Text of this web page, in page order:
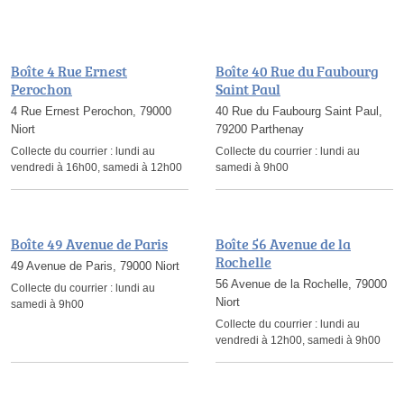
Boîte 4 Rue Ernest
Perochon
4 Rue Ernest Perochon, 79000
Niort
Collecte du courrier : lundi au
vendredi à 16h00, samedi à 12h00
Boîte 40 Rue du Faubourg
Saint Paul
40 Rue du Faubourg Saint Paul,
79200 Parthenay
Collecte du courrier : lundi au
samedi à 9h00
Boîte 49 Avenue de Paris
49 Avenue de Paris, 79000 Niort
Collecte du courrier : lundi au
samedi à 9h00
Boîte 56 Avenue de la
Rochelle
56 Avenue de la Rochelle, 79000
Niort
Collecte du courrier : lundi au
vendredi à 12h00, samedi à 9h00